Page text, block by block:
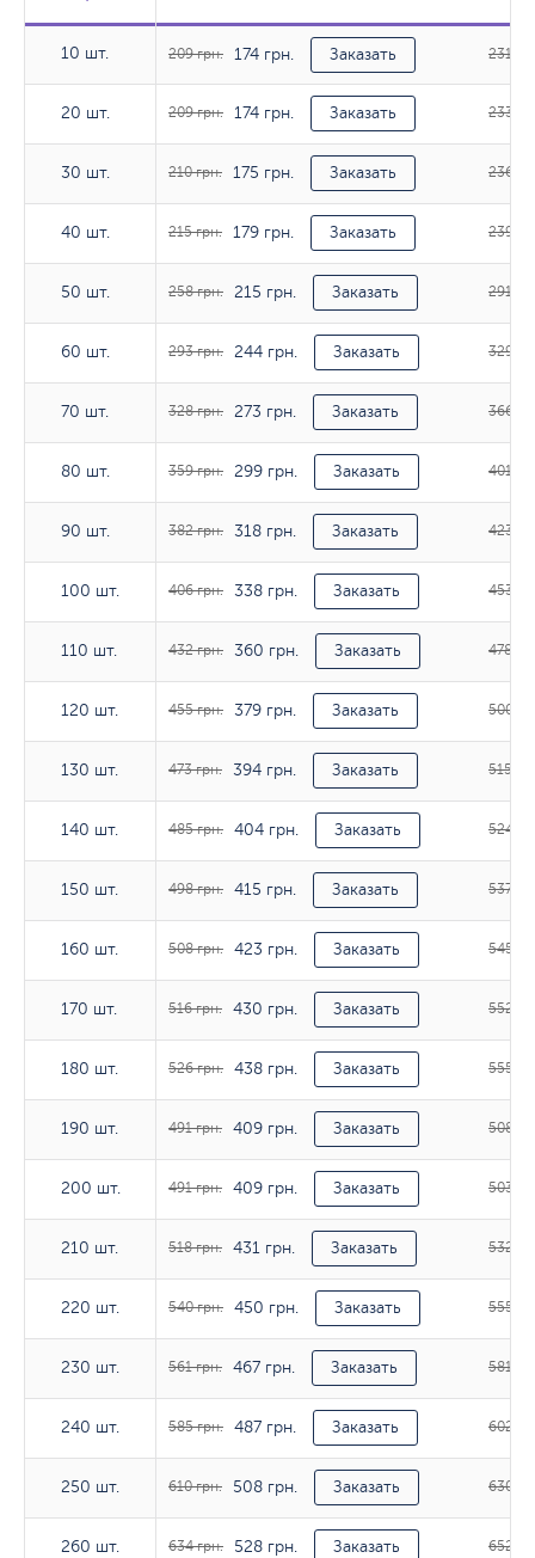
10 шт.
20 шт.
30 шт.
40 шт.
50 шт.
60 шт.
70 шт.
80 шт.
90 шт.
100 шт.
110 шт.
120 шт.
130 шт.
140 шт.
150 шт.
160 шт.
170 шт.
180 шт.
190 шт.
200 шт.
210 шт.
220 шт.
230 шт.
240 шт.
250 шт.
260 шт.
10 шт. 209 грн. 174 грн. Заказать 231
20 шт. 209 грн. 174 грн. Заказать 233
30 шт. 210 грн. 175 грн. Заказать 236
40 шт. 215 грн. 179 грн. Заказать 239
50 шт. 258 грн. 215 грн. Заказать 291
60 шт. 293 грн. 244 грн. Заказать 329
70 шт. 328 грн. 273 грн. Заказать 366
80 шт. 359 грн. 299 грн. Заказать 401
90 шт. 382 грн. 318 грн. Заказать 423
100 шт. 406 грн. 338 грн. Заказать 453
110 шт. 432 грн. 360 грн. Заказать 478
120 шт. 455 грн. 379 грн. Заказать 500
130 шт. 473 грн. 394 грн. Заказать 515
140 шт. 485 грн. 404 грн. Заказать 524
150 шт. 498 грн. 415 грн. Заказать 537
160 шт. 508 грн. 423 грн. Заказать 545
170 шт. 516 грн. 430 грн. Заказать 552
180 шт. 526 грн. 438 грн. Заказать 555
190 шт. 491 грн. 409 грн. Заказать 508
200 шт. 491 грн. 409 грн. Заказать 503
210 шт. 518 грн. 431 грн. Заказать 532
220 шт. 540 грн. 450 грн. Заказать 555
230 шт. 561 грн. 467 грн. Заказать 581
240 шт. 585 грн. 487 грн. Заказать 602
250 шт. 610 грн. 508 грн. Заказать 630
260 шт. 634 грн. 528 грн. Заказать 652